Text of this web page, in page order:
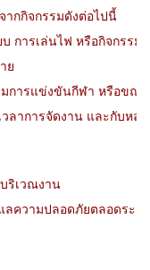
ากกิจกรรมดังต่อไปนี้
การเล่นไฟ หรือกิจกรรม
ย
การแข่งขันกีฬา หรือขณ
ลาการจัดงาน และกับห
ริเวณงาน
ลความปลอดภัยตลอดระย